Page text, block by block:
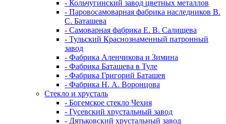
- Кольчугинский завод цветных металлов
- Паровосамоварная фабрика наследников В.
С. Баташева
- Самоварная фабрика Е. В. Салищева
- Тульский Краснознаменный патронный
завод
- Фабрика Аленчикова и Зимина
- Фабрика Баташева в Туле
- Фабрика Григорий Баташев
- Фабрика Н. А. Воронцова
Стекло и хрусталь
- Богемское стекло Чехия
- Гусевский хрустальный завод
- Дятьковский хрустальный завод